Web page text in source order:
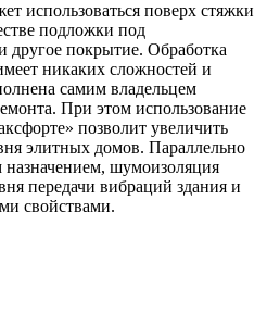
использоваться поверх стяжки
подложки под
другое покрытие. Обработка
никаких сложностей и
самим владельцем
При этом использование
позволит увеличить
элитных домов. Параллельно
шумоизоляция
передачи вибраций здания и
свойствами.